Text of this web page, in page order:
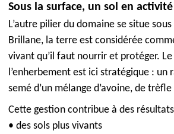
Sous la surface, un sol en activité
L’autre pilier du domaine se situe
Brillane, la terre est considérée
vivant qu’il faut nourrir et protéger.
l’enherbement est ici stratégique : un
semé d’un mélange d’avoine, de
Cette gestion contribue à des
• des sols plus vivants